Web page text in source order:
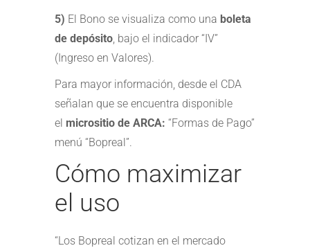
5) El Bono se visualiza como una boleta
de depósito , bajo el indicador “IV”
(Ingreso en Valores).
Para mayor información, desde el CDA
señalan que se encuentra disponible
el micrositio de ARCA: “Formas de Pago”
menú “Bopreal”.
Cómo maximizar
el uso
“Los Bopreal cotizan en el mercado